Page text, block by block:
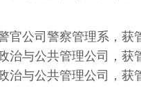
官公司警察管理系，获
治与公共管理公司，获
治与公共管理公司，获